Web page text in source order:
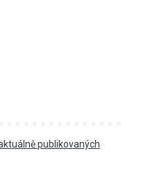
publikovaných